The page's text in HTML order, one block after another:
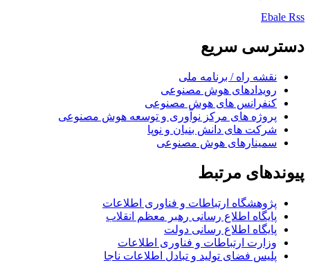
Ebale Rss
دسترسی سریع
نقشه راه / برنامه ملی
رویدادهای هوش مصنوعی
کنفرانس های هوش مصنوعی
پروژه های مرکز نوآوری و توسعه هوش مصنوعی
شرکت های دانش بنیان و نوپا
سمینارهای هوش مصنوعی
پیوندهای مرتبط
پژوهشگاه ارتباطات و فناوری اطلاعات
پایگاه اطلاع رسانی رهبر معظم انقلاب
پایگاه اطلاع رسانی دولت
وزارت ارتباطات و فناوری اطلاعات
پلیس فضای تولید و تبادل اطلاعات ناجا